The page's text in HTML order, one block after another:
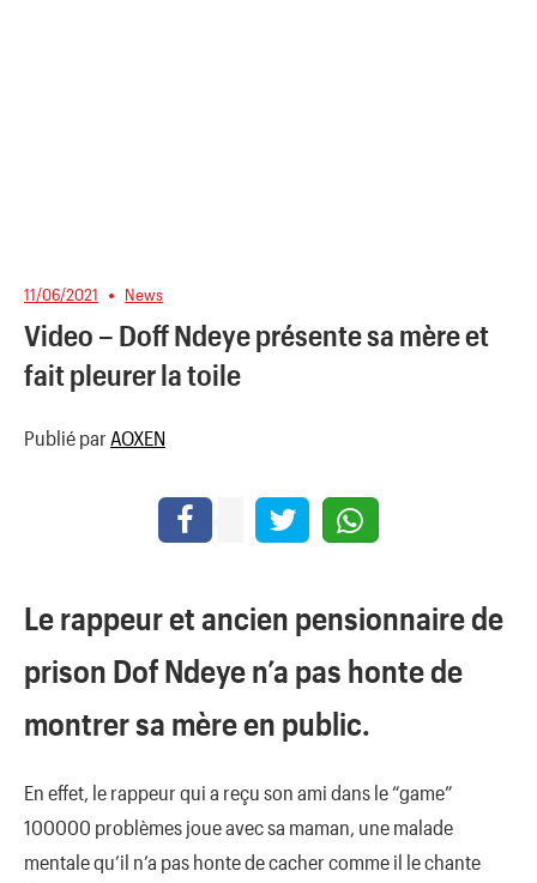
11/06/2021 News
Video – Doff Ndeye présente sa mère et
fait pleurer la toile
Publié par AOXEN
Le rappeur et ancien pensionnaire de
prison Dof Ndeye n’a pas honte de
montrer sa mère en public.
En effet, le rappeur qui a reçu son ami dans le “game”
100000 problèmes joue avec sa maman, une malade
mentale qu’il n’a pas honte de cacher comme il le chante